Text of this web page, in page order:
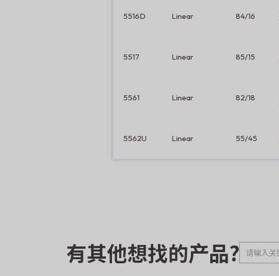
5516D Linear 84/16
5517 Linear 85/15
5561 Linear 82/18
5562U Linear 55/45
有其他想找的产品?